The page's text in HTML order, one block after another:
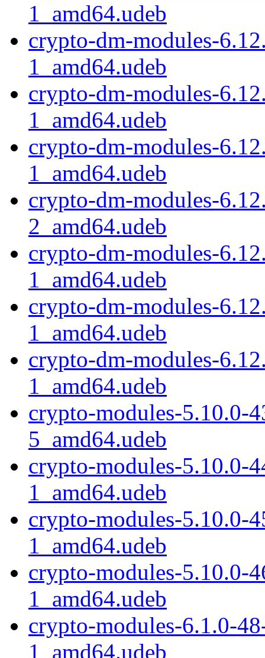
1_amd64.udeb
crypto-dm-modules-
1_amd64.udeb
crypto-dm-modules-
1_amd64.udeb
crypto-dm-modules-
1_amd64.udeb
crypto-dm-modules-
2_amd64.udeb
crypto-dm-modules-
1_amd64.udeb
crypto-dm-modules-
1_amd64.udeb
crypto-dm-modules-
1_amd64.udeb
crypto-modules-5.10.0-
5_amd64.udeb
crypto-modules-5.10.0-
1_amd64.udeb
crypto-modules-5.10.0-
1_amd64.udeb
crypto-modules-5.10.0-
1_amd64.udeb
crypto-modules-6.1.0-
1_amd64.udeb